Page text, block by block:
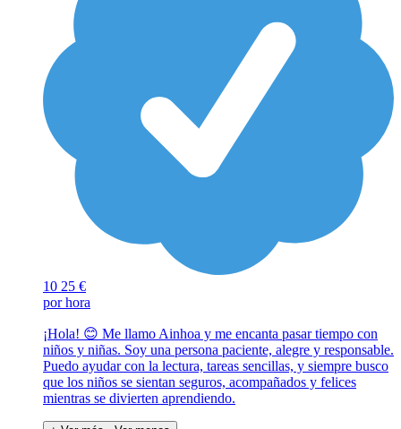
10 25 €
por hora
¡Hola! 😊 Me llamo Ainhoa y me encanta pasar tiempo con
niños y niñas. Soy una persona paciente, alegre y responsable.
Puedo ayudar con la lectura, tareas sencillas, y siempre busco
que los niños se sientan seguros, acompañados y felices
mientras se divierten aprendiendo.